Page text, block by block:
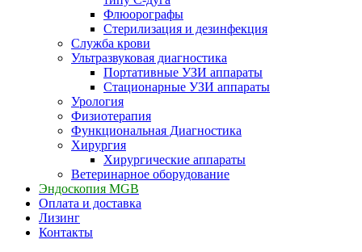
Флюорографы
Стерилизация и дезинфекция
Служба крови
Ультразвуковая диагностика
Портативные УЗИ аппараты
Стационарные УЗИ аппараты
Урология
Физиотерапия
Функциональная Диагностика
Хирургия
Хирургические аппараты
Ветеринарное оборудование
Эндоскопия MGB
Оплата и доставка
Лизинг
Контакты